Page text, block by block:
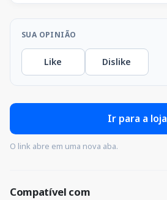
SUA OPINIÃO
Like Dislike
Ir para a loja
O link abre em uma nova aba.
Compatível com